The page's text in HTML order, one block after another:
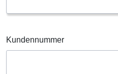
Kundennummer